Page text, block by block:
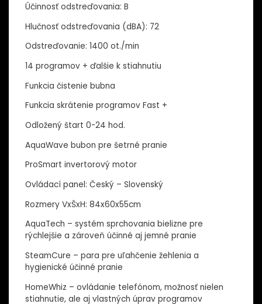
Účinnosť odstreďovania: B
Hlučnosť odstreďovania (dBA): 72
Odstreďovanie: 1400 ot./min
14 programov + ďalšie k stiahnutiu
Funkcia čistenie bubna
Funkcia skrátenie programov Fast +
Odložený štart 0-24 hod.
AquaWave bubon pre šetrné pranie
ProSmart invertorový motor
Ovládací panel: Český – Slovenský
Rozmery VxŠxH: 84x60x55cm
AquaTech – systém sprchovania bielizne pre
rýchlejšie a zároveň účinné aj jemné pranie
SteamCure – para pre uľahčenie žehlenia a
hygienické účinné pranie
HomeWhiz – ovládanie telefónom, možnosť nielen
stiahnutie, ale aj vlastných úprav programov